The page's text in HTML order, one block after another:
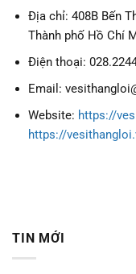
Địa chỉ: 408B Bến
Thành phố Hồ Chí
Điện thoại:
Email:
Website: https://
https://
TIN MỚI